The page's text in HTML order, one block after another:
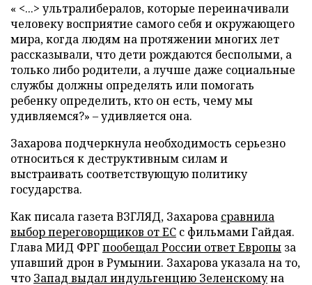
« <...> ультралибералов, которые переиначивали
человеку восприятие самого себя и окружающего
мира, когда людям на протяжении многих лет
рассказывали, что дети рождаются бесполыми, а
только либо родители, а лучше даже социальные
службы должны определять или помогать
ребенку определить, кто он есть, чему мы
удивляемся?» – удивляется она.
Захарова подчеркнула необходимость серьезно
относиться к деструктивным силам и
выстраивать соответствующую политику
государства.
Как писала газета ВЗГЛЯД, Захарова сравнила
выбор переговорщиков от ЕС с фильмами Гайдая.
Глава МИД ФРГпообещал России ответ Европы за
упавший дрон в Румынии. Захарова указала на то,
что Запад выдал индульгенцию Зеленскомуна